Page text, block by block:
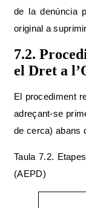
de la denúncia
original a
7.2.
el Dret a
El procediment
adreçant-se
de cerca) abans
Taula 7.2.
(AEPD)